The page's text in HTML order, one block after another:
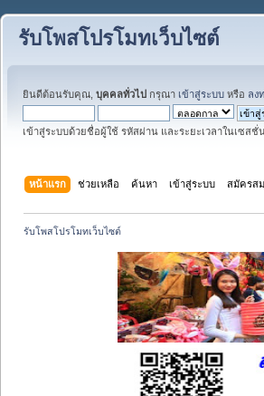
รับโพสโปรโมทเว็บไซต์
ยินดีต้อนรับคุณ, บุคคลทั่วไป กรุณา เข้าสู่ระบบ หรือ ลง
เข้าสู่ระบบด้วยชื่อผู้ใช้ รหัสผ่าน และระยะเวลาในเซสชั่
หน้าแรก ช่วยเหลือ ค้นหา เข้าสู่ระบบ สมัครส
รับโพสโปรโมทเว็บไซต์